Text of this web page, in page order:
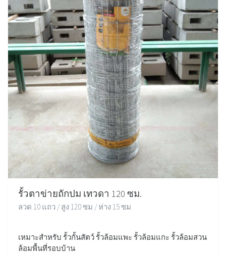
รั้วตาข่ายถักปม เทวดา 120 ซม.
ลวด 10 แถว / สูง 120 ซม / ห่าง 15 ซม
เหมาะสำหรับ รั้วกั้นสัตว์ รั้วล้อมแพะ รั้วล้อมแกะ รั้วล้อมสวน
ล้อมพื้นที่รอบบ้าน